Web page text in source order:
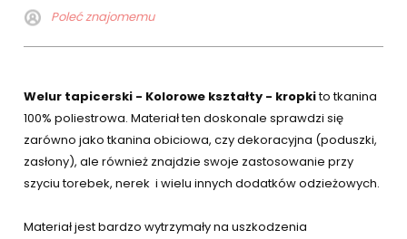
Poleć znajomemu
Welur tapicerski - Kolorowe kształty - kropkito tkanina
100% poliestrowa. Materiał ten doskonale sprawdzi się
zarówno jako tkanina obiciowa, czy dekoracyjna (poduszki,
zasłony), ale również znajdzie swoje zastosowanie przy
szyciu torebek, nerek i wielu innych dodatków odzieżowych.
Materiał jest bardzo wytrzymały na uszkodzenia